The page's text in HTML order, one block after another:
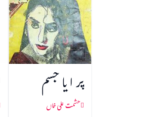
پر ا یا جسم
حشمت علی خاں